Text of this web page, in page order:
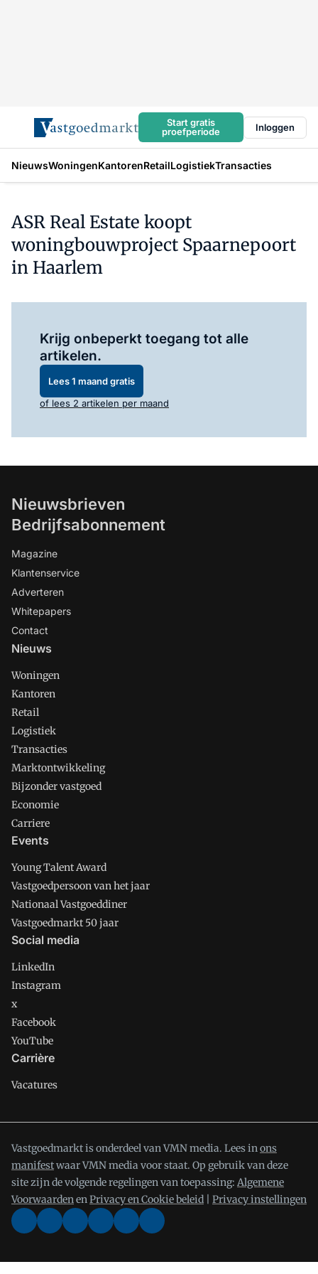
Start gratis
proefperiode
Inloggen
NieuwsWoningenKantorenRetailLogistiekTransacties
ASR Real Estate koopt
woningbouwproject Spaarnepoort
in Haarlem
Krijg onbeperkt toegang tot alle
artikelen.
Lees 1 maand gratis
of lees 2 artikelen per maand
Nieuwsbrieven
Bedrijfsabonnement
Magazine
Klantenservice
Adverteren
Whitepapers
Contact
Nieuws
Woningen
Kantoren
Retail
Logistiek
Transacties
Marktontwikkeling
Bijzonder vastgoed
Economie
Carriere
Events
Young Talent Award
Vastgoedpersoon van het jaar
Nationaal Vastgoeddiner
Vastgoedmarkt 50 jaar
Social media
LinkedIn
Instagram
x
Facebook
YouTube
Carrière
Vacatures
Vastgoedmarkt is onderdeel van VMN media. Lees inons
manifestwaar VMN media voor staat. Op gebruik van deze
site zijn de volgende regelingen van toepassing: Algemene
VoorwaardenenPrivacy en Cookie beleid Privacy instellingen